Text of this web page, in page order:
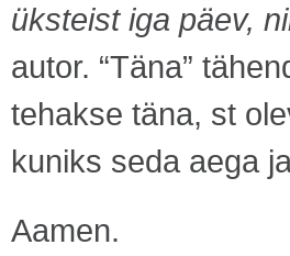
üksteist iga päev,
autor. “Täna”
tehakse täna, st
kuniks seda aega
Aamen.